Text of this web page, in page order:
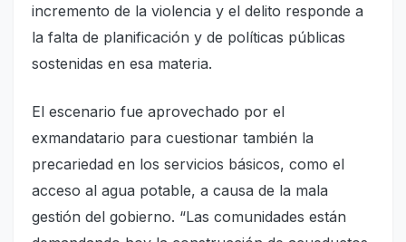
incremento de la violencia y el delito responde a
la falta de planificación y de políticas públicas
sostenidas en esa materia.
El escenario fue aprovechado por el
exmandatario para cuestionar también la
precariedad en los servicios básicos, como el
acceso al agua potable, a causa de la mala
gestión del gobierno. “Las comunidades están